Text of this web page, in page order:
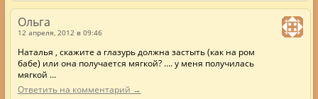
Ольга
12 апреля, 2012 в 09:46
Наталья , скажите а глазурь должна застыть (как на ром
бабе) или она получается мягкой? …. у меня получилась
мягкой …
Ответить на комментарий →